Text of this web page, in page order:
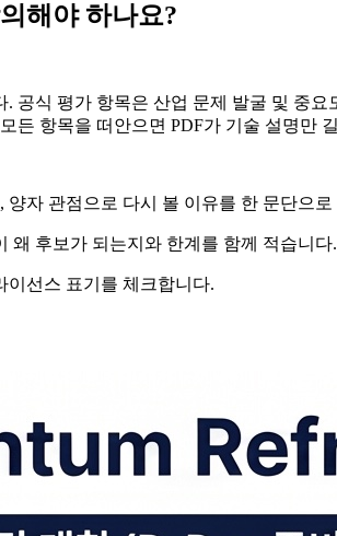
해야 하나요?
식 평가 항목은 산업 문제 발굴 및 중
든 항목을 떠안으면 PDF가 기술 설명만
자 관점으로 다시 볼 이유를 한 문단으로
왜 후보가 되는지와 한계를 함께 적습니다.
이선스 표기를 체크합니다.